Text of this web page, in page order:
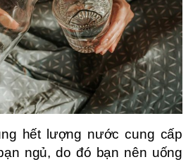
hết lượng nước cung cấp
ngủ, do đó bạn nên uống